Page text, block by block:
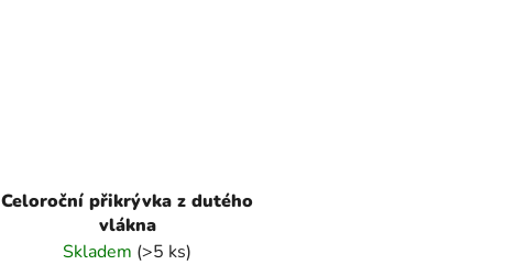
Celoroční přikrývka z dutého
vlákna
Skladem (>5 ks)